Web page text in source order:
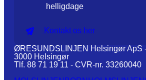
helligdage
Kontakt os her
ØRESUNDSLINJEN Helsingør ApS
3000 Helsingør
Tlf. 88 71 19 11 - CVR-nr. 33260040